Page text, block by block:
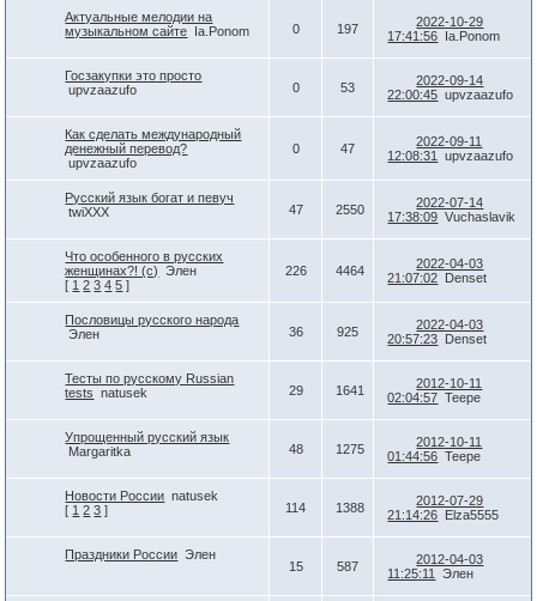
Актуальные мелодии на
музыкальном сайте
Ia.Ponom 0 197
2022-10-29
17:41:56
Ia.Ponom
Госзакупки это просто
upvzaazufo
0 53
2022-09-14
22:00:45 upvzaazufo
Как сделать международный
денежный перевод?
upvzaazufo
0 47
2022-09-11
12:08:31 upvzaazufo
Русский язык богат и певуч
twiXXX
47 2550
2022-07-14
17:38:09 Vuchaslavik
Что особенного в русских
женщинах?! (с)
Элен
[ 1 2 3 4 5 ]
226 4464
2022-04-03
21:07:02
Denset
Пословицы русского народа
Элен
36 925
2022-04-03
20:57:23
Denset
Тесты по русскому Russian
tests
natusek 29 1641
2012-10-11
02:04:57 Teepe
Упрощенный русский язык
Margaritka
48 1275
2012-10-11
01:44:56 Teepe
Новости России natusek
[ 1 2 3 ] 114 1388
2012-07-29
21:14:26
Elza5555
Праздники России Элен
15
587
2012-04-03
11:25:11 Элен